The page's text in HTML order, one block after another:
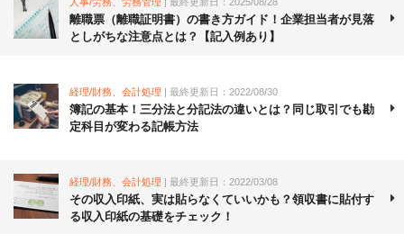
離職票（離職証明書）の書き方ガイド！企業担当者が見落
としがちな注意点とは？【記入例あり】
経理/財務、会計処理 | 最終更新日：2022/08/30
簿記の基本！三分法と分記法の違いとは？同じ取引でも勘
定科目が変わる記帳方法
経理/財務、会計処理 | 最終更新日：2022/03/08
その収入印紙、実は貼らなくていいかも？領収書に貼付す
る収入印紙の基礎をチェック！